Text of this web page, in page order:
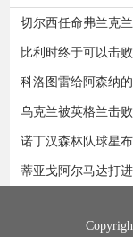
切尔西任命弗兰克
比利时终于可以击
科洛图雷给阿森纳
乌克兰被英格兰击败
诺丁汉森林队球星
蒂亚戈阿尔马达打